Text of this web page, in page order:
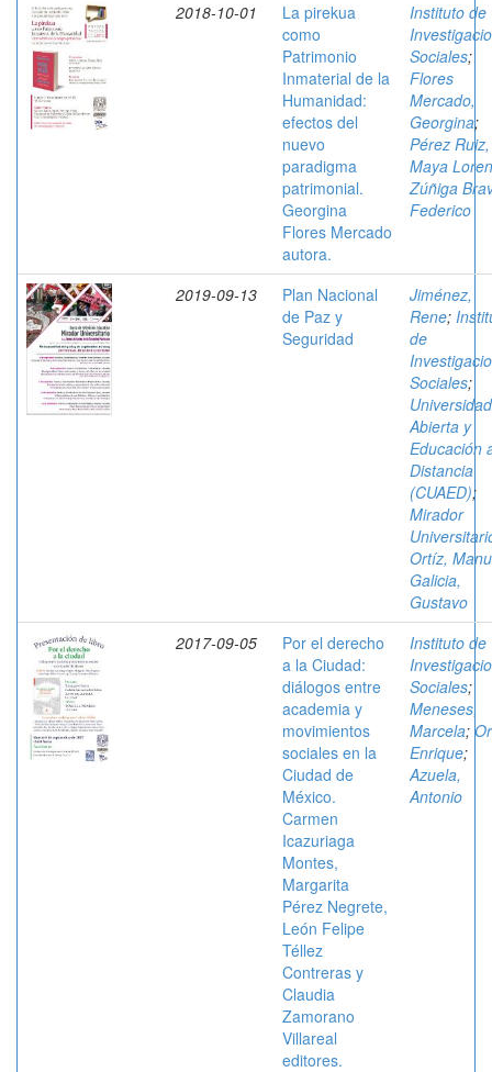
2018-10-01
La pirekua
como
Patrimonio
Inmaterial de la
Humanidad:
efectos del
nuevo
paradigma
patrimonial.
Georgina
Flores Mercado
autora.
Instituto de
Sociales;
Flores
Mercado,
Georgina;
Pérez Ruiz,
Maya
Zúñiga
Federico
2019-09-13
Plan Nacional
de Paz y
Seguridad
Jiménez,
Rene;
de
Sociales;
Universidad
Abierta y
Educación
Distancia
(CUAED);
Mirador
Ortíz,
Galicia,
Gustavo
2017-09-05
Por el derecho
a la Ciudad:
diálogos entre
academia y
movimientos
sociales en la
Ciudad de
México.
Carmen
Icazuriaga
Montes,
Margarita
Pérez Negrete,
León Felipe
Téllez
Contreras y
Claudia
Zamorano
Villareal
editores.
Instituto de
Sociales;
Meneses,
Marcela;
Enrique;
Azuela,
Antonio